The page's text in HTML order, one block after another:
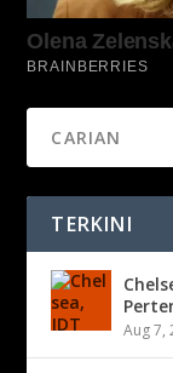
TERKINI
Aug 7,